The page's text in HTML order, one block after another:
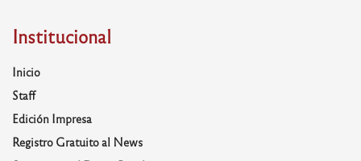
Institucional
Inicio
Staff
Edición Impresa
Registro Gratuito al News